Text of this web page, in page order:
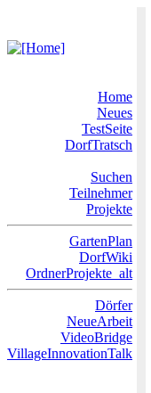
Home
Neues
TestSeite
DorfTratsch
Suchen
Teilnehmer
Projekte
GartenPlan
DorfWiki
OrdnerProjekte_alt
Dörfer
NeueArbeit
VideoBridge
VillageInnovationTalk